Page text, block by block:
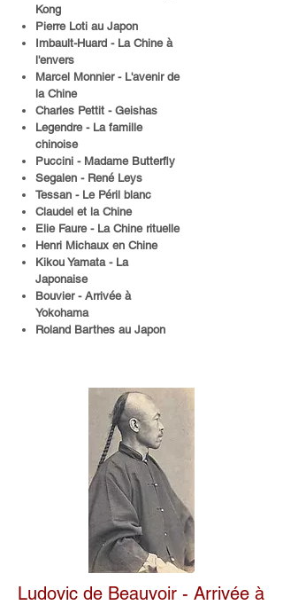
Kong
Pierre Loti au Japon
Imbault-Huard - La Chine à
l'envers
Marcel Monnier - L'avenir de
la Chine
Charles Pettit - Geishas
Legendre - La famille
chinoise
Puccini - Madame Butterfly
Segalen - René Leys
Tessan - Le Péril blanc
Claudel et la Chine
Elie Faure - La Chine rituelle
Henri Michaux en Chine
Kikou Yamata - La
Japonaise
Bouvier - Arrivée à
Yokohama
Roland Barthes au Japon
Ludovic de Beauvoir - Arrivée à